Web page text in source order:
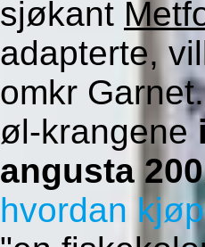
sjøkant
adapterte,
omkr
øl-krangene
angusta
hvordan